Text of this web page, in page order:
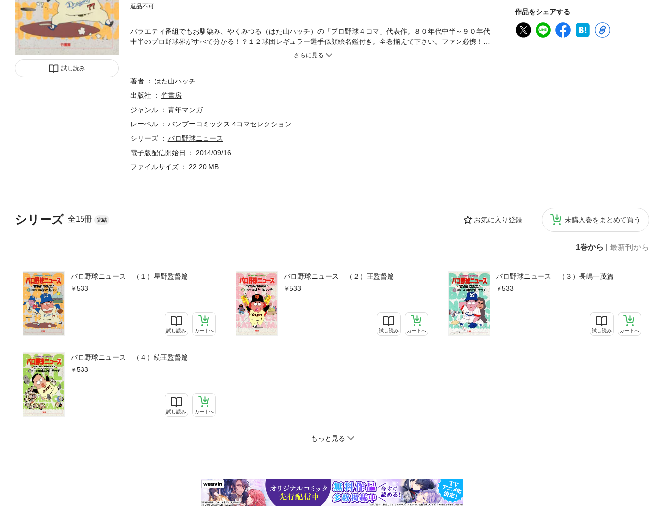
試し読み
返品不可
作品をシェアする
シリーズ 全15冊 完結 お気に入り登録 未購入巻をまとめて買う
1巻から 最新刊から
パロ野球ニュース （１）星野監督篇
533
試し読み カートへ
パロ野球ニュース （２）王監督篇
533
試し読み カートへ
パロ野球ニュース （３）長嶋一茂篇
533
試し読み カートへ
パロ野球ニュース （４）続王監督篇
533
試し読み カートへ
もっと見る
バラエティ番組でもお馴染み、やくみつる（はた山ハッチ）の「プロ野球４コマ」代表作。８０年代中半～９０年代
中半のプロ野球界がすべて分かる！？１２球団レギュラー選手似顔絵名鑑付き。全巻揃えて下さい。ファン必携！！
第１巻は８６年～８７年のドラゴンズ星野監督を中心に爆笑ネタ満載！！
著者
はた山ハッチ
出版社
竹書房
ジャンル
青年マンガ
レーベル
バンブーコミックス 4コマセレクション
シリーズ
パロ野球ニュース
電子版配信開始日
2014/09/16
ファイルサイズ
22.20 MB